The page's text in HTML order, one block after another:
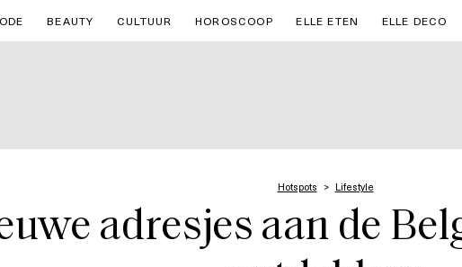
BEAUTY CULTUUR HOROSCOOP ELLE ETEN ELLE DECO
Hotspots Lifestyle
adresjes aan de